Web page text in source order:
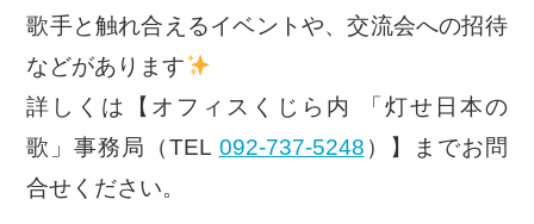
歌手と触れ合えるイベントや、交流会への招待
などがあります
詳しくは【オフィスくじら内 「灯せ日本の
歌」事務局（TEL 092-737-5248 ）】までお問
合せください。